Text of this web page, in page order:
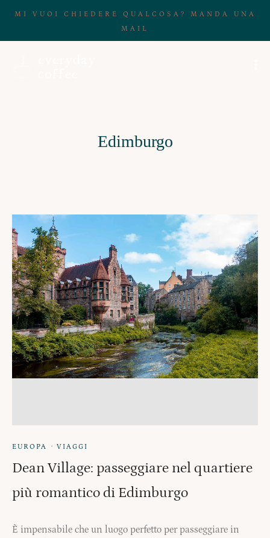
MI VUOI CHIEDERE QUALCOSA? MANDA UNA
MAIL
Edimburgo
EUROPA · VIAGGI
Dean Village: passeggiare nel quartiere
più romantico di Edimburgo
È impensabile che un luogo perfetto per passeggiare in